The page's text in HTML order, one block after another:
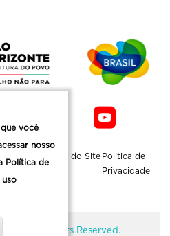
Mapa do Site Politica de
Privacidade
All Rights Reserved.
você
nosso
Política de
uso